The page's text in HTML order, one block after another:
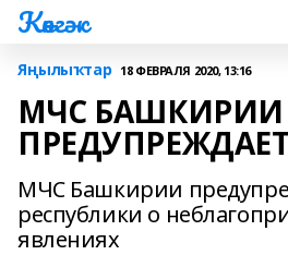
Көнгәк
Яңылыҡтар 18 ФЕВРАЛЯ 2020, 13:16
МЧС БАШКИРИИ
ПРЕДУПРЕЖДАЕТ
МЧС Башкирии
республики о
явлениях